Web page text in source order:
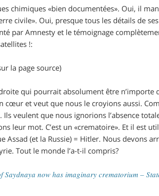
chimiques «bien documentées». Oui, il
civile». Oui, presque tous les détails de
par Amnesty et le témoignage
!:
la page source)
qui pourrait absolument être
cœur et veut que nous le croyions aussi.
Ils veulent que nous ignorions l’absence
leur mot. C’est un «crematoire». Et il est
Assad (et la Russie) = Hitler. Nous devons
Tout le monde l’a-t-il compris?
now has imaginary crematorium –